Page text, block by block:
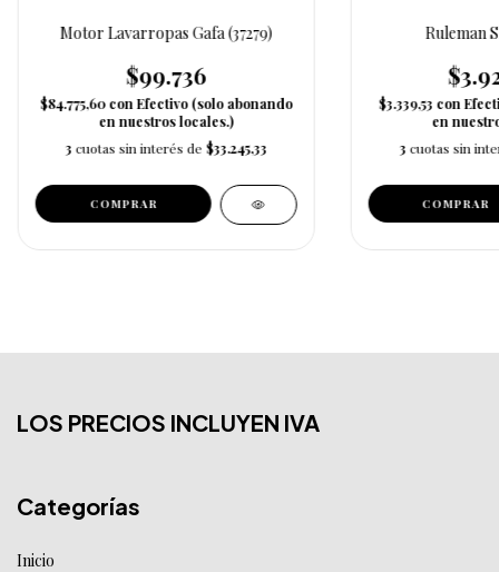
Motor Lavarropas Gafa (37279)
$99.736
$84.775,60con Efectivo (solo abonando
en nuestros locales.)
3 cuotas sin interés de $33.245,33
Ruleman
$3.339,53 con
en
3 cuotas sin
LOS PRECIOS INCLUYEN IVA
Categorías
Inicio